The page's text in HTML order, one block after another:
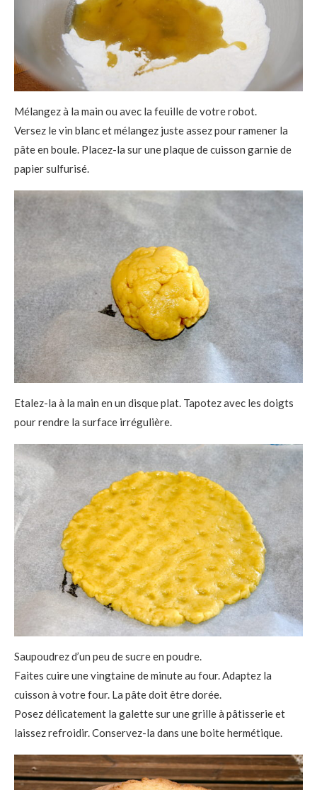
Mélangez à la main ou avec la feuille de votre robot.
Versez le vin blanc et mélangez juste assez pour ramener la
pâte en boule. Placez-la sur une plaque de cuisson garnie de
papier sulfurisé.
Etalez-la à la main en un disque plat. Tapotez avec les doigts
pour rendre la surface irrégulière.
Saupoudrez d’un peu de sucre en poudre.
Faites cuire une vingtaine de minute au four. Adaptez la
cuisson à votre four. La pâte doit être dorée.
Posez délicatement la galette sur une grille à pâtisserie et
laissez refroidir. Conservez-la dans une boite hermétique.